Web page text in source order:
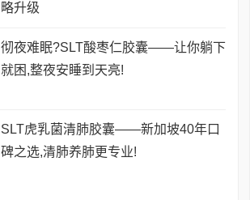
略升级
彻夜难眠?SLT酸枣仁胶囊——让你躺下
就困,整夜安睡到天亮!
SLT虎乳菌清肺胶囊——新加坡40年口
碑之选,清肺养肺更专业!